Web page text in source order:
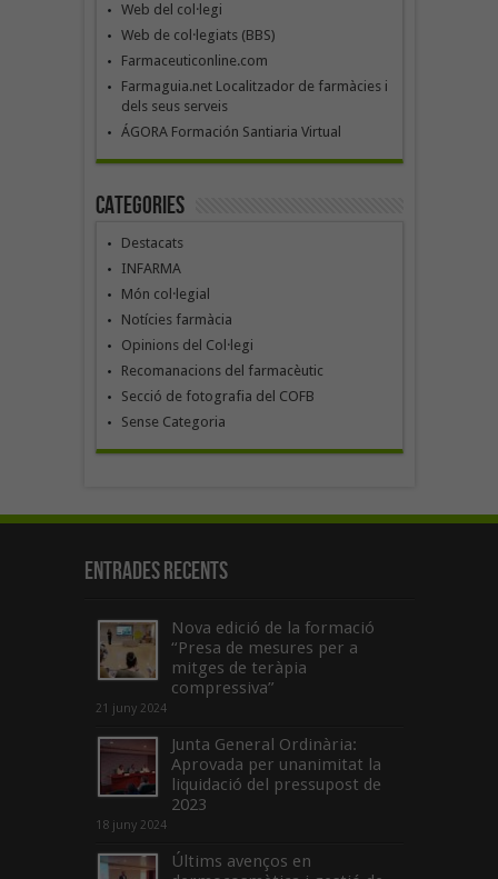
Web del col·legi
Web de col·legiats (BBS)
Farmaceuticonline.com
Farmaguia.net Localitzador de farmàcies i
dels seus serveis
ÁGORA Formación Santiaria Virtual
Categories
Destacats
INFARMA
Món col·legial
Notícies farmàcia
Opinions del Col·legi
Recomanacions del farmacèutic
Secció de fotografia del COFB
Sense Categoria
Entrades recents
Nova edició de la formació
“Presa de mesures per a
mitges de teràpia
compressiva”
21 juny 2024
Junta General Ordinària:
Aprovada per unanimitat la
liquidació del pressupost de
2023
18 juny 2024
Últims avenços en